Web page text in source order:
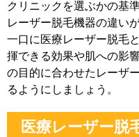
クリニックを選ぶかの基
レーザー脱毛機器の違い
一口に医療レーザー脱毛
揮できる効果や肌への影
の目的に合わせたレーザ
るようにしましょう。
医療レーザー脱